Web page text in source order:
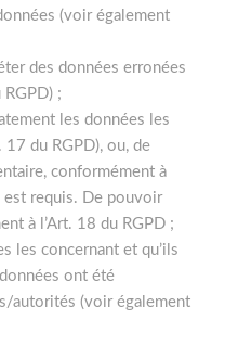
(voir également
des données erronées
;
les données les
du RGPD), ou, de
conformément à
est requis. De pouvoir
à l’Art. 18 du RGPD ;
les concernant et qu’ils
ont été
autorités (voir également